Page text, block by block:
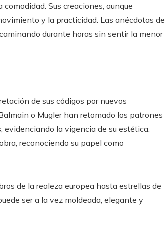
Sus creaciones, aunque
y la practicidad. Las anécdotas de
durante horas sin sentir la menor
de sus códigos por nuevos
o Mugler han retomado los patrones
evidenciando la vigencia de su estética.
reconociendo su papel como
de la realeza europea hasta estrellas de
ser a la vez moldeada, elegante y